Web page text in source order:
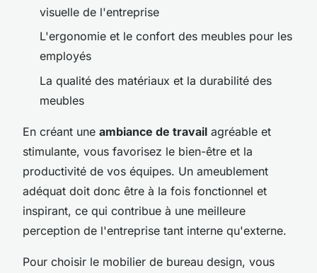
visuelle de l'entreprise
L'ergonomie et le confort des meubles pour les
employés
La qualité des matériaux et la durabilité des
meubles
En créant une ambiance de travail agréable et
stimulante, vous favorisez le bien-être et la
productivité de vos équipes. Un ameublement
adéquat doit donc être à la fois fonctionnel et
inspirant, ce qui contribue à une meilleure
perception de l'entreprise tant interne qu'externe.
Pour choisir le mobilier de bureau design, vous